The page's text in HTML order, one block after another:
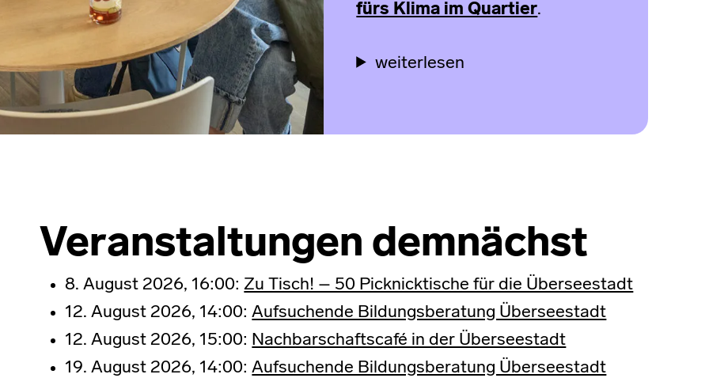
fürs Klima im Quartier.
weiterlesen
Veranstaltungen demnächst
8. August 2026, 16:00:Zu Tisch! – 50 Picknicktische für die Überseestadt
12. August 2026, 14:00:Aufsuchende Bildungsberatung Überseestadt
12. August 2026, 15:00: Nachbarschaftscafé in der Überseestadt
19. August 2026, 14:00:Aufsuchende Bildungsberatung Überseestadt